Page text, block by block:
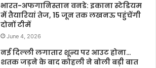
भारत-अफगानिस्तान वनडे: इकाना स्टेडियम
में तैयारियां तेज, 15 जून तक लखनऊ पहुंचेंगी
दोनों टीमें
June 4, 2026
नई दिल्ली लगातार शून्य पर आउट होना…
शतक जड़ने के बाद कोहली ने बोली बड़ी बात